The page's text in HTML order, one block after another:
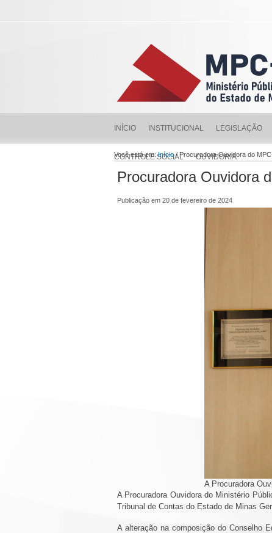
INÍCIO INSTITUCIONAL LEGISLAÇÃO
CONTROLE SOCIAL OUVIDORIA
Você está em:Início/ Procuradora Ouvidora do
Procuradora Ouvidora
Publicação em 20 de fevereiro de 2024
A Procuradora
A Procuradora Ouvidora do Ministério
Tribunal de Contas do Estado de Minas
A alteração na composição do Conselho